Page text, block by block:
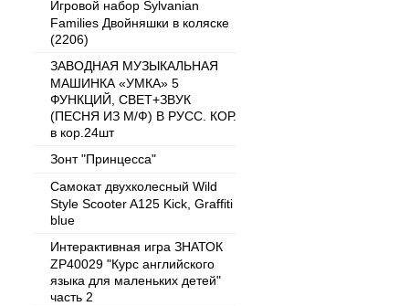
Игровой набор Sylvanian
Families Двойняшки в коляске
(2206)
ЗАВОДНАЯ МУЗЫКАЛЬНАЯ
МАШИНКА «УМКА» 5
ФУНКЦИЙ, СВЕТ+ЗВУК
(ПЕСНЯ ИЗ М/Ф) В РУСС. КОР.
в кор.24шт
Зонт "Принцесса"
Самокат двухколесный Wild
Style Scooter A125 Kick, Graffiti
blue
Интерактивная игра ЗНАТОК
ZP40029 "Курс английского
языка для маленьких детей"
часть 2